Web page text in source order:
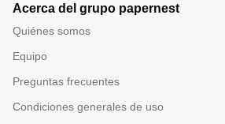
Acerca del grupo papernest
Quiénes somos
Equipo
Preguntas frecuentes
Condiciones generales de uso